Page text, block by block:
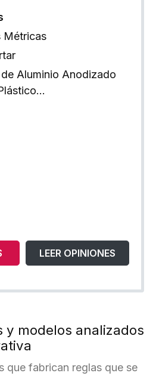
Métricas
Aluminio Anodizado
LEER OPINIONES
y modelos analizados
que fabrican reglas que se